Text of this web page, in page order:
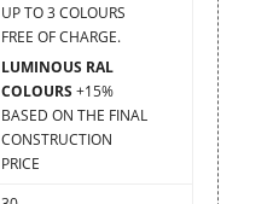
UP TO 3 COLOURS
FREE OF CHARGE.
LUMINOUS RAL
COLOURS +15%
BASED ON THE FINAL
CONSTRUCTION
PRICE